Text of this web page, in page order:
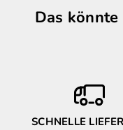
Das
SCHNELLE